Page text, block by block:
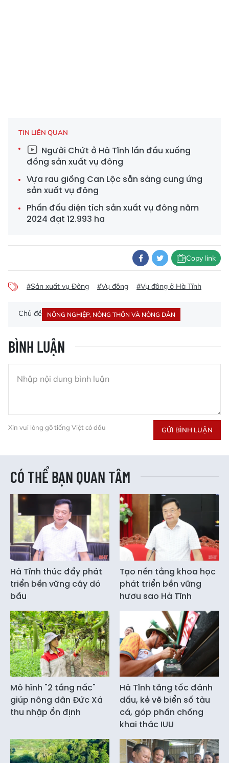
TIN LIÊN QUAN
Người Chứt ở Hà Tĩnh lần đầu xuống
đồng sản xuất vụ đông
Vựa rau giống Can Lộc sẵn sàng cung ứng
sản xuất vụ đông
Phấn đấu diện tích sản xuất vụ đông năm
2024 đạt 12.993 ha
Copy link
#Sản xuất vụ Đông #Vụ đông #Vụ đông ở Hà Tĩnh
Chủ đề NÔNG NGHIỆP, NÔNG THÔN VÀ NÔNG DÂN
BÌNH LUẬN
Xin vui lòng gõ tiếng Việt có dấu GỬI BÌNH LUẬN
CÓ THỂ BẠN QUAN TÂM
Hà Tĩnh thúc đẩy phát
triển bền vững cây dó
bầu
Tạo nền tảng khoa học
phát triển bền vững
hươu sao Hà Tĩnh
Mô hình "2 tầng nấc"
giúp nông dân Đức Xá
thu nhập ổn định
Hà Tĩnh tăng tốc đánh
dấu, kẻ vẽ biển số tàu
cá, góp phần chống
khai thác IUU